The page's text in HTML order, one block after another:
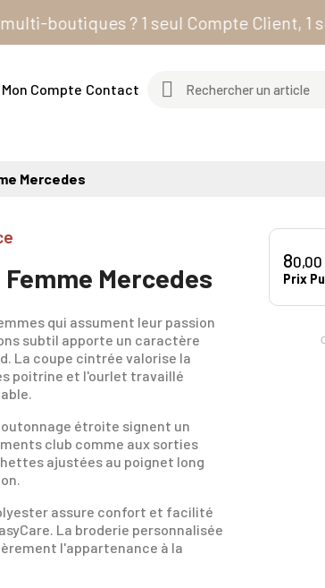
? 1 seul Compte Client, 1 seul
Mon Compte Contact
Mercedes
Mercedes
qui assument leur passion
subtil apporte un caractère
La coupe cintrée valorise la
poitrine et l'ourlet travaillé
étroite signent un
club comme aux sorties
ajustées au poignet long
assure confort et facilité
La broderie personnalisée
l'appartenance à la
80,00
Prix